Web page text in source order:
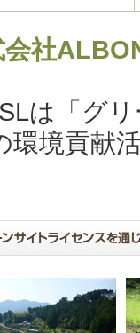
社
は「グ
環境貢献